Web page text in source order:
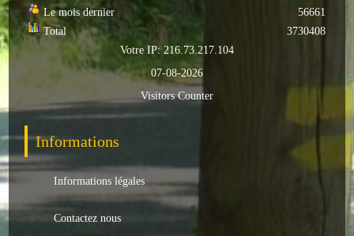
Capitale du chrysanthème
Nos entreprises
Transports
Commerces
Hotels/Restaurants
Garages
Le mois dernier
Total
56661
3730408
Votre IP: 216.73.217.104
07-08-2026
Visitors Counter
Informations
Informations légales
Contactez nous